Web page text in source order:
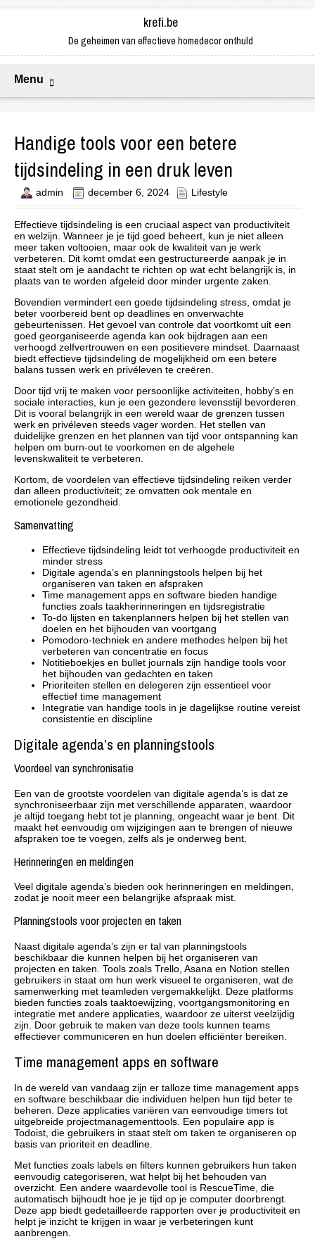
krefi.be
De geheimen van effectieve homedecor onthuld
Menu
Handige tools voor een betere
tijdsindeling in een druk leven
admin december 6, 2024 Lifestyle
Effectieve tijdsindeling is een cruciaal aspect van productiviteit
en welzijn. Wanneer je je tijd goed beheert, kun je niet alleen
meer taken voltooien, maar ook de kwaliteit van je werk
verbeteren. Dit komt omdat een gestructureerde aanpak je in
staat stelt om je aandacht te richten op wat echt belangrijk is, in
plaats van te worden afgeleid door minder urgente zaken.
Bovendien vermindert een goede tijdsindeling stress, omdat je
beter voorbereid bent op deadlines en onverwachte
gebeurtenissen. Het gevoel van controle dat voortkomt uit een
goed georganiseerde agenda kan ook bijdragen aan een
verhoogd zelfvertrouwen en een positievere mindset. Daarnaast
biedt effectieve tijdsindeling de mogelijkheid om een betere
balans tussen werk en privéleven te creëren.
Door tijd vrij te maken voor persoonlijke activiteiten, hobby’s en
sociale interacties, kun je een gezondere levensstijl bevorderen.
Dit is vooral belangrijk in een wereld waar de grenzen tussen
werk en privéleven steeds vager worden. Het stellen van
duidelijke grenzen en het plannen van tijd voor ontspanning kan
helpen om burn-out te voorkomen en de algehele
levenskwaliteit te verbeteren.
Kortom, de voordelen van effectieve tijdsindeling reiken verder
dan alleen productiviteit; ze omvatten ook mentale en
emotionele gezondheid.
Samenvatting
Effectieve tijdsindeling leidt tot verhoogde productiviteit en
minder stress
Digitale agenda’s en planningstools helpen bij het
organiseren van taken en afspraken
Time management apps en software bieden handige
functies zoals taakherinneringen en tijdsregistratie
To-do lijsten en takenplanners helpen bij het stellen van
doelen en het bijhouden van voortgang
Pomodoro-techniek en andere methodes helpen bij het
verbeteren van concentratie en focus
Notitieboekjes en bullet journals zijn handige tools voor
het bijhouden van gedachten en taken
Prioriteiten stellen en delegeren zijn essentieel voor
effectief time management
Integratie van handige tools in je dagelijkse routine vereist
consistentie en discipline
Digitale agenda’s en planningstools
Voordeel van synchronisatie
Een van de grootste voordelen van digitale agenda’s is dat ze
synchroniseerbaar zijn met verschillende apparaten, waardoor
je altijd toegang hebt tot je planning, ongeacht waar je bent. Dit
maakt het eenvoudig om wijzigingen aan te brengen of nieuwe
afspraken toe te voegen, zelfs als je onderweg bent.
Herinneringen en meldingen
Veel digitale agenda’s bieden ook herinneringen en meldingen,
zodat je nooit meer een belangrijke afspraak mist.
Planningstools voor projecten en taken
Naast digitale agenda’s zijn er tal van planningstools
beschikbaar die kunnen helpen bij het organiseren van
projecten en taken. Tools zoals Trello, Asana en Notion stellen
gebruikers in staat om hun werk visueel te organiseren, wat de
samenwerking met teamleden vergemakkelijkt. Deze platforms
bieden functies zoals taaktoewijzing, voortgangsmonitoring en
integratie met andere applicaties, waardoor ze uiterst veelzijdig
zijn. Door gebruik te maken van deze tools kunnen teams
effectiever communiceren en hun doelen efficiënter bereiken.
Time management apps en software
In de wereld van vandaag zijn er talloze time management apps
en software beschikbaar die individuen helpen hun tijd beter te
beheren. Deze applicaties variëren van eenvoudige timers tot
uitgebreide projectmanagementtools. Een populaire app is
Todoist, die gebruikers in staat stelt om taken te organiseren op
basis van prioriteit en deadline.
Met functies zoals labels en filters kunnen gebruikers hun taken
eenvoudig categoriseren, wat helpt bij het behouden van
overzicht. Een andere waardevolle tool is RescueTime, die
automatisch bijhoudt hoe je je tijd op je computer doorbrengt.
Deze app biedt gedetailleerde rapporten over je productiviteit en
helpt je inzicht te krijgen in waar je verbeteringen kunt
aanbrengen.